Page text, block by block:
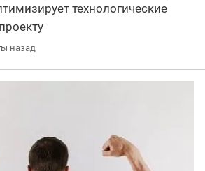
технологические
назад